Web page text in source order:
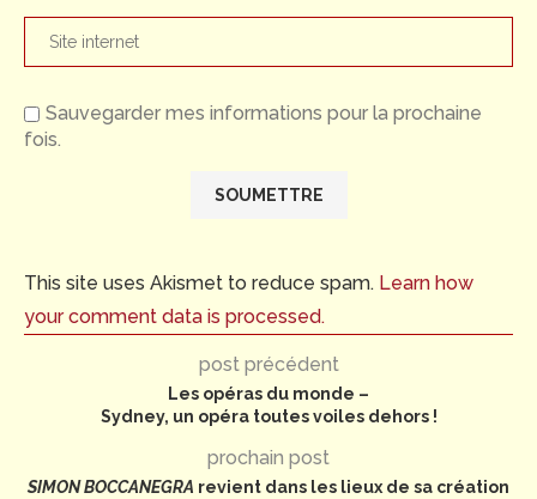
Sauvegarder mes informations pour la prochaine
fois.
This site uses Akismet to reduce spam. Learn how
your comment data is processed.
post précédent
Les opéras du monde –
Sydney, un opéra toutes voiles dehors !
prochain post
SIMON BOCCANEGRA revient dans les lieux de sa création